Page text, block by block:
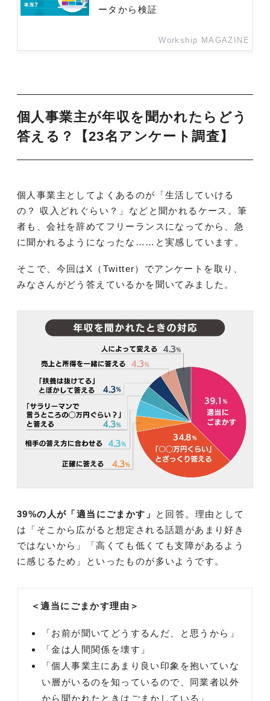
ータから検証
Workship MAGAZINE
個人事業主が年収を聞かれたらどう
答える？【23名アンケート調査】
個人事業主としてよくあるのが「生活していける
の？ 収入どれぐらい？」などと聞かれるケース。筆
者も、会社を辞めてフリーランスになってから、急
に聞かれるようになったな……と実感しています。
そこで、今回はX（Twitter）でアンケートを取り、
みなさんがどう答えているかを聞いてみました。
39%の人が「適当にごまかす」
と回答。理由として
は「そこから広がると想定される話題があまり好き
ではないから」「高くても低くても支障があるよう
に感じるため」といったものが多いようです。
＜適当にごまかす理由＞
「お前が聞いてどうするんだ、と思うから」
「金は人間関係を壊す」
「個人事業主にあまり良い印象を抱いていな
い層がいるのを知っているので、同業者以外
から聞かれたときはごまかしている」